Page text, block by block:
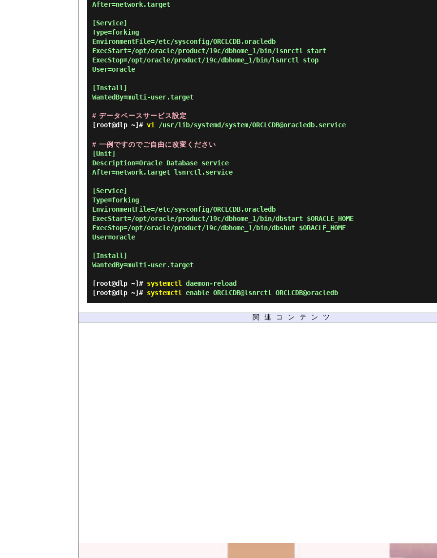
After=network.target
[Service]
Type=forking
EnvironmentFile=/etc/sysconfig/ORCLCDB.oracledb
ExecStart=/opt/oracle/product/19c/dbhome_1/bin/lsnrctl start
ExecStop=/opt/oracle/product/19c/dbhome_1/bin/lsnrctl stop
User=oracle
[Install]
WantedBy=multi-user.target
# データベースサービス設定
[root@dlp ~]# vi /usr/lib/systemd/system/ORCLCDB@oracledb.service
# 一例ですのでご自由に改変ください
[Unit]
Description=Oracle Database service
After=network.target lsnrctl.service
[Service]
Type=forking
EnvironmentFile=/etc/sysconfig/ORCLCDB.oracledb
ExecStart=/opt/oracle/product/19c/dbhome_1/bin/dbstart $ORACLE_HOME
ExecStop=/opt/oracle/product/19c/dbhome_1/bin/dbshut $ORACLE_HOME
User=oracle
[Install]
WantedBy=multi-user.target
[root@dlp ~]# systemctl
daemon-reload
[root@dlp ~]# systemctl enable ORCLCDB@lsnrctl ORCLCDB@oracledb
関連コンテンツ